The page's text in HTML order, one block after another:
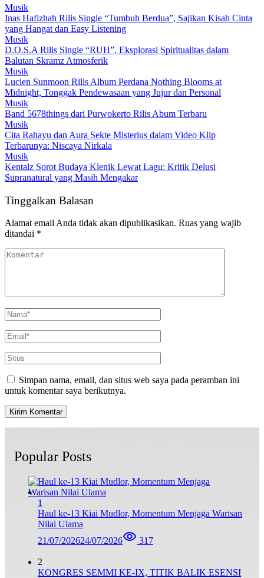
Musik
Inas Hafizhah Rilis Single “Tumbuh Berdua”, Sajikan Kisah Cinta
yang Hangat dan Easy Listening
Musik
D.O.S.A Rilis Single “RUH”, Eksplorasi Spiritualitas dalam
Balutan Skramz Atmosferik
Musik
Lucien Sunmoon Rilis Album Perdana Nothing Blooms at
Midnight, Tonggak Pendewasaan yang Jujur dan Personal
Musik
Band 5678things dari Purwokerto Rilis Abum Terbaru
Musik
Cita Rahayu dan Aura Sekte Misterius dalam Video Klip
Terbarunya: Niscaya Nirkala
Musik
Kentalz Sorot Budaya Klenik Lewat Lagu: Kritik Delusi
Supranatural yang Masih Mengakar
Tinggalkan Balasan
Alamat email Anda tidak akan dipublikasikan. Ruas yang wajib
ditandai *
Simpan nama, email, dan situs web saya pada peramban ini
untuk komentar saya berikutnya.
Popular Posts
1
Haul ke-13 Kiai Mudlor, Momentum Menjaga Warisan
Nilai Ulama
21/07/202624/07/2026 317
2
KONGRES SEMMI KE-IX, TITIK BALIK ESENSI